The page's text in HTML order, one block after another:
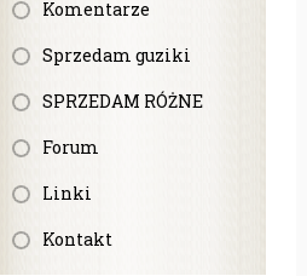
Komentarze
Sprzedam guziki
SPRZEDAM RÓŻNE
Forum
Linki
Kontakt